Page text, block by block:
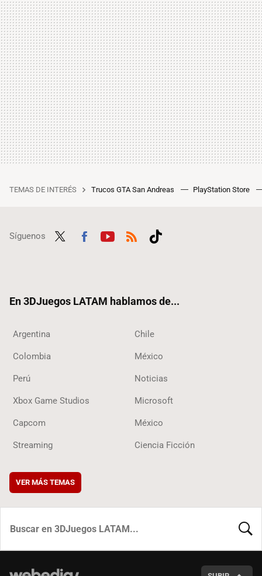
TEMAS DE INTERÉS Trucos GTA San Andreas PlayStation Store
Síguenos
En 3DJuegos LATAM hablamos de...
Argentina Chile
Colombia México
Perú Noticias
Xbox Game Studios Microsoft
Capcom México
Streaming Ciencia Ficción
VER MÁS TEMAS